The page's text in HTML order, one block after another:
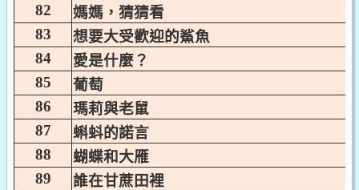
82
媽媽，猜猜看
83
想要大受歡迎的鯊魚
84
愛是什麼？
85
葡萄
86
瑪莉與老鼠
87
蝌蚪的諾言
88
蝴蝶和大雁
89
誰在甘蔗田裡